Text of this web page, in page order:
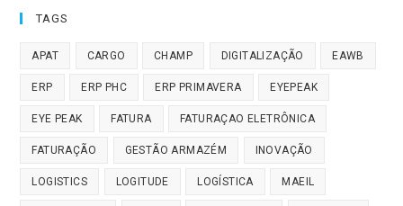
TAGS
APAT CARGO CHAMP DIGITALIZAÇÃO EAWB
ERP ERP PHC ERP PRIMAVERA EYEPEAK
EYE PEAK FATURA FATURAÇAO ELETRÔNICA
FATURAÇÃO GESTÃO ARMAZÉM INOVAÇÃO
LOGISTICS LOGITUDE LOGÍSTICA MAEIL